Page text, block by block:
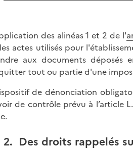
des alinéas 1 et 2 de l'
actes utilisés pour
aux documents déposés
tout ou partie d'une
de dénonciation
de contrôle prévu à l’article
2. Des droits rappelés